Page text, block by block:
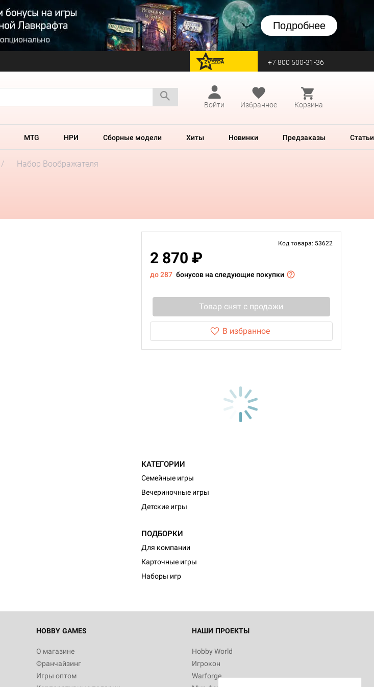
Подробнее
перейти на Zvezda +7 800 500-31-36
Войти
Избранное Корзина
MTG НРИ Сборные модели Хиты Новинки Предзаказы Статьи
Набор Воображателя
Код товара: 53622
2 870 ₽
до 287 бонусов на следующие покупки
Товар снят с продажи
В избранное
КАТЕГОРИИ
Семейные игры
Вечериночные игры
Детские игры
ПОДБОРКИ
Для компании
Карточные игры
Наборы игр
HOBBY GAMES
О магазине
Франчайзинг
Игры оптом
НАШИ ПРОЕКТЫ
Hobby World
Игрокон
Warforge
Настольная игра Hobby World Монстры
Белая смерть
12 990
Настольная игра Hobby World Ужас